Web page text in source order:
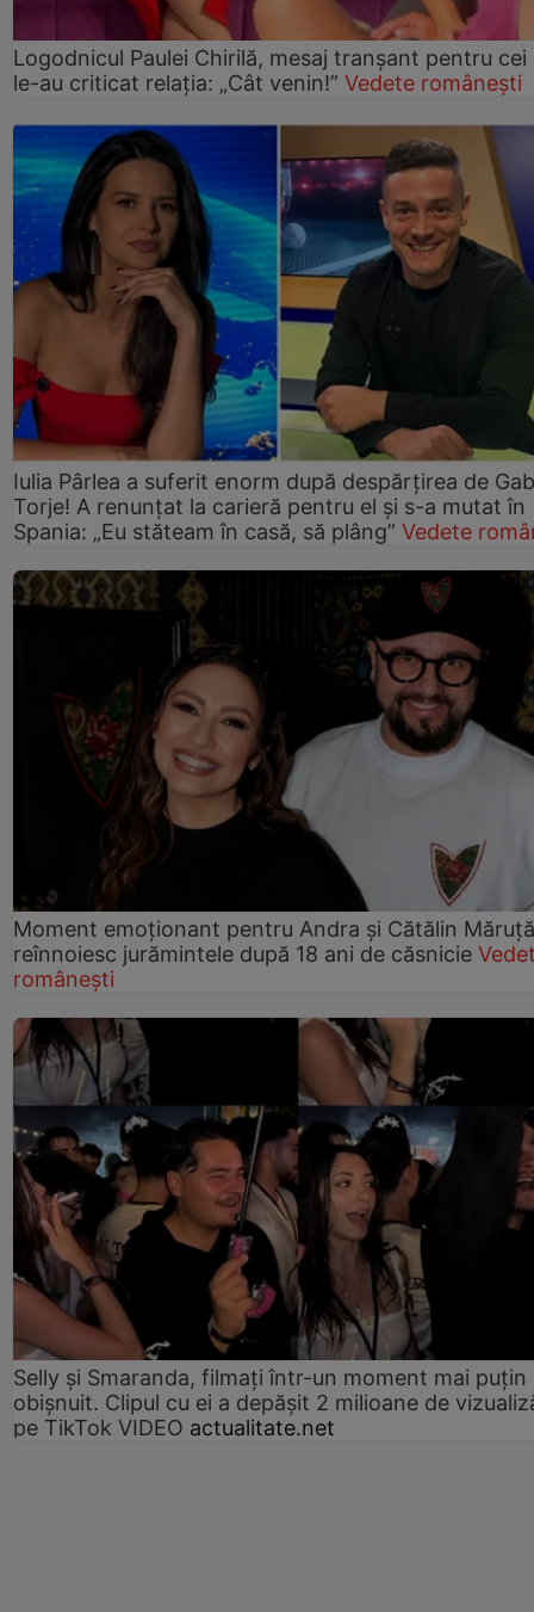
Logodnicul Paulei Chirilă, mesaj tranșant pentru cei
le-au criticat relația: „Cât venin!” Vedete românești
Iulia Pârlea a suferit enorm după despărțirea de
Torje! A renunțat la carieră pentru el și s-a mutat în
Spania: „Eu stăteam în casă, să plâng” Vedete
Moment emoționant pentru Andra și Cătălin
reînnoiesc jurămintele după 18 ani de căsnicie
românești
Selly și Smaranda, filmați într-un moment mai puțin
obișnuit. Clipul cu ei a depășit 2 milioane de
pe TikTok VIDEO actualitate.net